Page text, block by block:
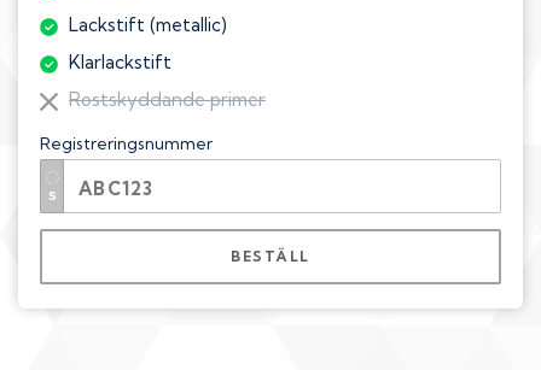
Lackstift (metallic)
Klarlackstift
Rostskyddande primer
Registreringsnummer
BESTÄLL